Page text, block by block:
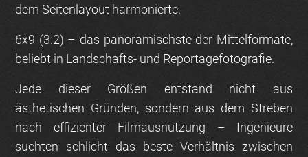
dem Seitenlayout harmonierte.
6x9 (3:2) – das panoramischste der Mittelformate,
beliebt in Landschafts- und Reportagefotografie.
Jede dieser Größen entstand nicht aus
ästhetischen Gründen, sondern aus dem Streben
nach effizienter Filmausnutzung – Ingenieure
suchten schlicht das beste Verhältnis zwischen